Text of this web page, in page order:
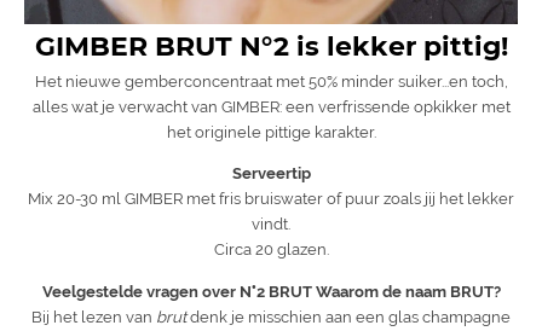
GIMBER BRUT N°2 is lekker pittig!
Het nieuwe gemberconcentraat met 50% minder suiker...en toch,
alles wat je verwacht van GIMBER: een verfrissende opkikker met
het originele pittige karakter.
Serveertip
Mix 20-30 ml GIMBER met fris bruiswater of puur zoals jij het lekker
vindt.
Circa 20 glazen.
Veelgestelde vragen over N°2 BRUTWaarom de naam BRUT?
Bij het lezen van brutdenk je misschien aan een glas champagne